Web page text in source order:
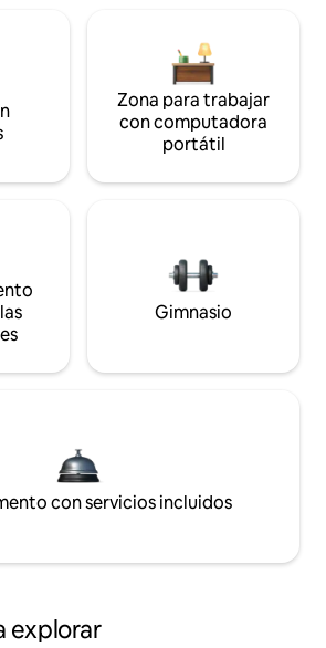
Zona para trabajar
con computadora
portátil
Gimnasio
con servicios incluidos
explorar